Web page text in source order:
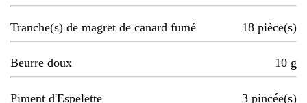
Tranche(s) de magret de canard fumé 18 pièce(s)
Beurre doux 10 g
Piment d'Espelette 3 pincée(s)